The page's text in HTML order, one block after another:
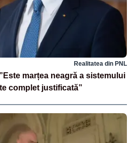
Realitatea din PNL
marțea neagră a sistemului
complet justificată”